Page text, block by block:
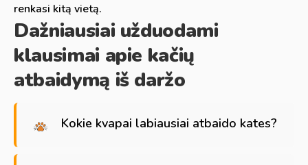
renkasi kitą vietą.
Dažniausiai užduodami
klausimai apie kačių
atbaidymą iš daržo
Kokie kvapai labiausiai atbaido kates?